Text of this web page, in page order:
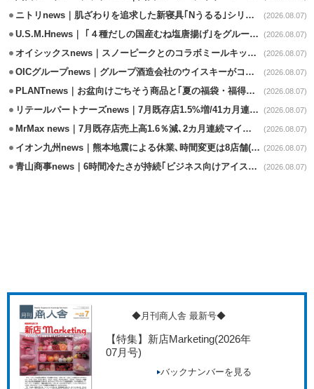
ニトリnews｜肌ざわりを追求した新寝具｢Nうるる｣シリーズを発売 (2026.08.07)
U.S.M.Hnews｜ ｢４種だしの国産むね塩唐揚げ｣をグループ610店で共同販促 (2026.08.07)
オイシックスnews｜スノーピークとのコラボミールキット8/13発売 (2026.08.07)
OICグループnews｜グループ酒造会社のウイスキーがコンペティション受賞 (2026.08.07)
PLANTnews｜お盆向けごちそう商品と｢夏の福袋・福得カート｣8/8から開催 (2026.08.07)
リテールパートナーズnews｜7月既存店1.5%増/41カ月連続増 (2026.08.07)
MrMax news｜7月既存店売上高1.6％減､2カ月連続マイナス (2026.08.07)
イオン九州news｜熊本地震による休業､時間変更は8店舗(8/7時点) (2026.08.07)
青山商事news｜6時間冷たさが持続｢ビジネス向けアイスベスト｣発売 (2026.08.07)
◆月刊商人舎 最新号◆
【特集】新店Marketing(2026年
07月号)
バックナンバーを見る